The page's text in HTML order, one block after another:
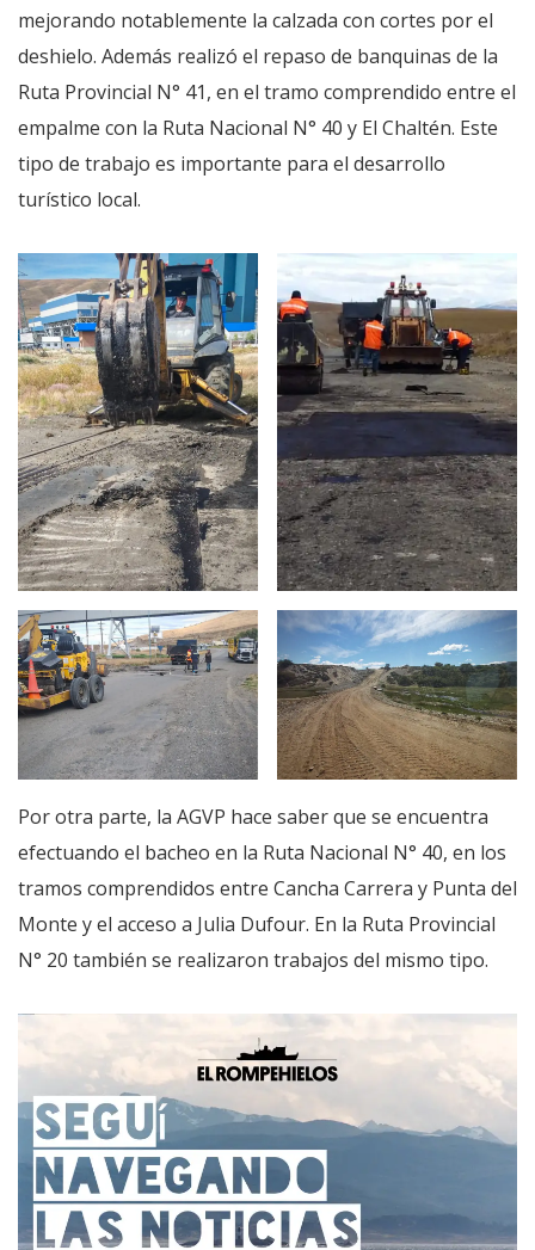
mejorando notablemente la calzada con cortes por el
deshielo. Además realizó el repaso de banquinas de la
Ruta Provincial N° 41, en el tramo comprendido entre el
empalme con la Ruta Nacional N° 40 y El Chaltén. Este
tipo de trabajo es importante para el desarrollo
turístico local.
Por otra parte, la AGVP hace saber que se encuentra
efectuando el bacheo en la Ruta Nacional N° 40, en los
tramos comprendidos entre Cancha Carrera y Punta del
Monte y el acceso a Julia Dufour. En la Ruta Provincial
N° 20 también se realizaron trabajos del mismo tipo.